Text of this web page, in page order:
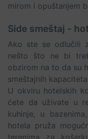
mirom i opuštanjem
Side smeštaj -
Ako ste se odlučili
nešto što ne bi
obzirom na to da su
smeštajnih
U okviru hotelskih
ćete da uživate u
kuhinje, u
hotela pruža